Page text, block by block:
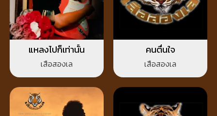
แหลงไปก็เท่านั้น
เสือสองเล
คนตื่นใจ
เสือสองเล